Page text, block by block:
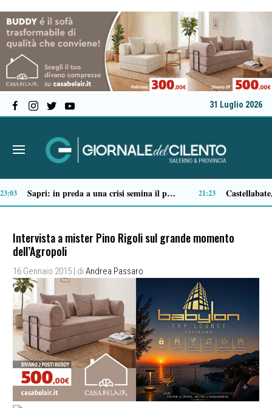
31 Luglio 2026
Tortorella celebra la Fiera di San Basilio: tra antichi mestieri, bestiame e la musica della Bandabardò 14:49
Intervista a mister Pino Rigoli sul grande momento
dell’Agropoli
16 Gennaio 2015 | di Andrea Passaro